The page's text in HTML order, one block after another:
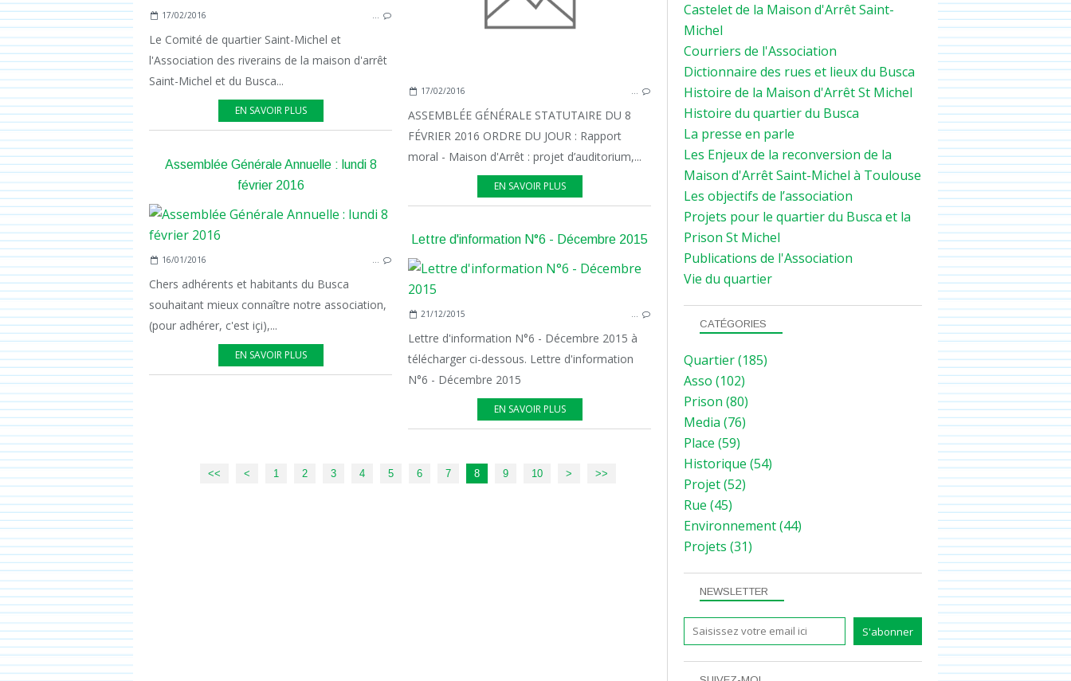
17/02/2016 …
Le Comité de quartier Saint-Michel et
l'Association des riverains de la maison d'arrêt
Saint-Michel et du Busca...
EN SAVOIR PLUS
17/02/2016
ASSEMBLÉE GÉNÉRALE STATUTAIRE DU 8
FÉVRIER 2016 ORDRE DU JOUR : Rapport
moral - Maison d'Arrêt : projet d’auditorium,...
EN SAVOIR PLUS
Assemblée Générale Annuelle : lundi 8
février 2016
16/01/2016 …
Chers adhérents et habitants du Busca
souhaitant mieux connaître notre association,
(pour adhérer, c'est içi),...
EN SAVOIR PLUS
Lettre d'information N°6 - Décembre 2015
21/12/2015 …
Lettre d'information N°6 - Décembre 2015 à
télécharger ci-dessous. Lettre d'information
N°6 - Décembre 2015
EN SAVOIR PLUS
<< < 1 2 3 4 5 6 7 8 9 10 > >>
NEWSLETTER
Castelet de la Maison d'Arrêt Saint-
Michel
Courriers de l'Association
Dictionnaire des rues et lieux du Busca
Histoire de la Maison d'Arrêt St Michel
Histoire du quartier du Busca
La presse en parle
Les Enjeux de la reconversion de la
Maison d'Arrêt Saint-Michel à Toulouse
Les objectifs de l’association
Projets pour le quartier du Busca et la
Prison St Michel
Publications de l'Association
Vie du quartier
CATÉGORIES
Quartier(185)
Asso (102)
Prison (80)
Media (76)
Place (59)
Historique (54)
Projet(52)
Rue (45)
Environnement(44)
Projets (31)